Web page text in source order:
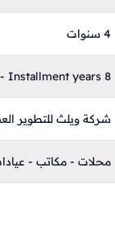
4 سنوات
Installment years 8
شركة ويلث للتطوير
محلات - مكاتب -